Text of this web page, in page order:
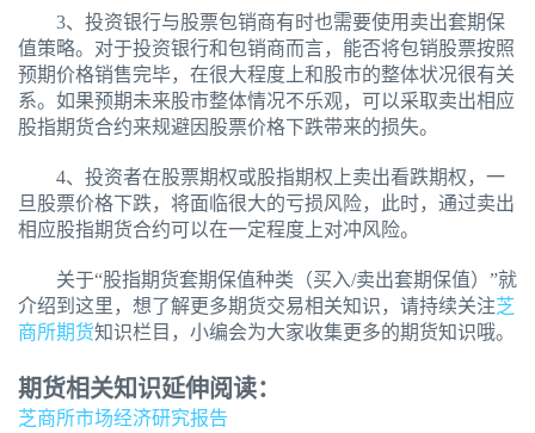
3、投资银行与股票包销商有时也需要使用卖出套期保
值策略。对于投资银行和包销商而言，能否将包销股票按照
预期价格销售完毕，在很大程度上和股市的整体状况很有关
系。如果预期未来股市整体情况不乐观，可以采取卖出相应
股指期货合约来规避因股票价格下跌带来的损失。
4、投资者在股票期权或股指期权上卖出看跌期权，一
旦股票价格下跌，将面临很大的亏损风险，此时，通过卖出
相应股指期货合约可以在一定程度上对冲风险。
关于“股指期货套期保值种类（买入/卖出套期保值）”就
介绍到这里，想了解更多期货交易相关知识，请持续关注芝
商所期货知识栏目，小编会为大家收集更多的期货知识哦。
期货相关知识延伸阅读：
芝商所市场经济研究报告